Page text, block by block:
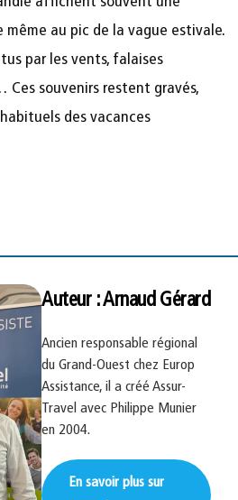
au pic de la vague estivale.
par les vents, falaises
souvenirs restent gravés,
des vacances
Auteur : Arnaud Gérard
Ancien responsable régional
du Grand-Ouest chez Europ
Assistance, il a créé Assur-
Travel avec Philippe Munier
en 2004.
En savoir plus sur